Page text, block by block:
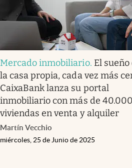
Mercado inmobiliario. El sueño
la casa propia, cada vez más
CaixaBank lanza su portal
inmobiliario con más de 40.000
viviendas en venta y alquiler
Martín Vecchio
miércoles, 25 de Junio de 2025